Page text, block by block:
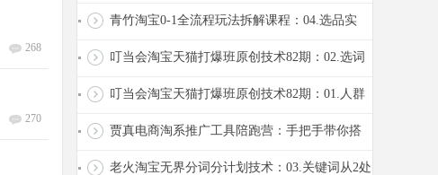
268
270
操：寻找靠谱供应链
青竹淘宝0-1全流程玩法拆解课程：04.选品实
操：可复制的选品策略
叮当会淘宝天猫打爆班原创技术82期：02.选词
圈人：关键词指向明确圈人群
叮当会淘宝天猫打爆班原创技术82期：01.人群
30天300万+投产27实操案例
贾真电商淘系推广工具陪跑营：手把手带你搭
建关键词计划（上）2026.6.5
老火淘宝无界分词分计划技术：03.关键词从2处